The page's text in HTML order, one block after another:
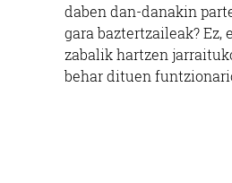
daben dan-danakin
gara baztertzaileak?
zabalik hartzen
behar dituen